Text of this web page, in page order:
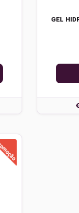
GEL